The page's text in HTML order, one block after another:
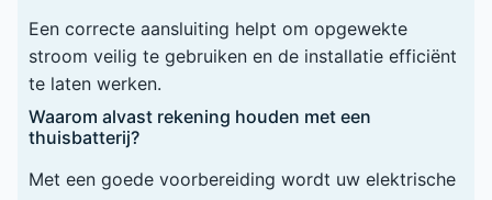
Een correcte aansluiting helpt om opgewekte
stroom veilig te gebruiken en de installatie efficiënt
te laten werken.
Waarom alvast rekening houden met een
thuisbatterij?
Met een goede voorbereiding wordt uw elektrische